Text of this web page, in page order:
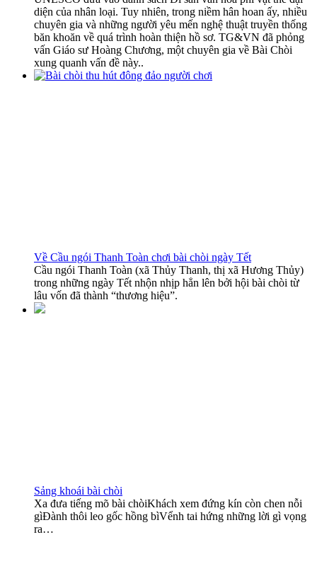
diện của nhân loại. Tuy nhiên, trong niềm hân hoan ấy, nhiều
chuyên gia và những người yêu mến nghệ thuật truyền thống
băn khoăn về quá trình hoàn thiện hồ sơ. TG&VN đã phỏng
vấn Giáo sư Hoàng Chương, một chuyên gia về Bài Chòi
xung quanh vấn đề này..
Về Cầu ngói Thanh Toàn chơi bài chòi ngày Tết
Cầu ngói Thanh Toàn (xã Thủy Thanh, thị xã Hương Thủy)
trong những ngày Tết nhộn nhịp hẳn lên bởi hội bài chòi từ
lâu vốn đã thành “thương hiệu”.
Sảng khoái bài chòi
Xa đưa tiếng mõ bài chòiKhách xem đứng kín còn chen nỗi
gìĐành thôi leo gốc hồng bìVểnh tai hứng những lời gì vọng
ra…